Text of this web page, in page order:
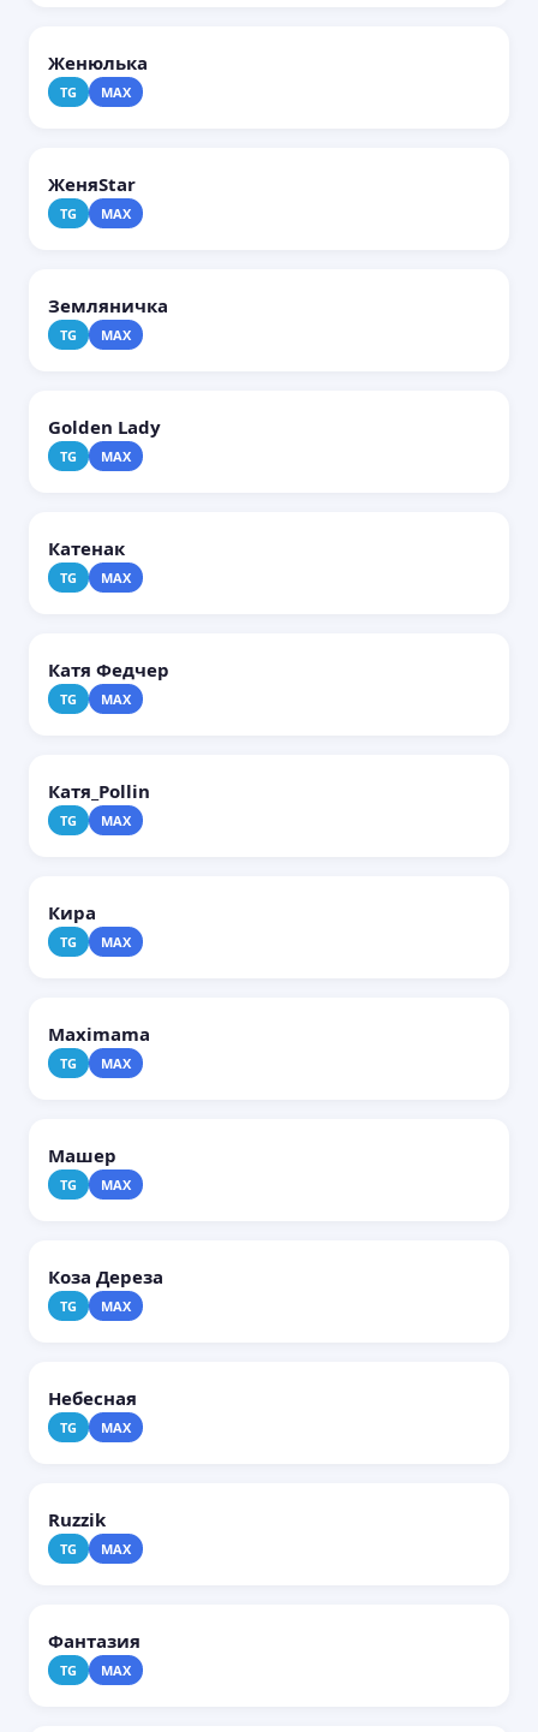
Женюлька
TG MAX
ЖеняStar
TG MAX
Земляничка
TG MAX
Golden Lady
TG MAX
Катенак
TG MAX
Катя Федчер
TG MAX
Катя_Pollin
TG MAX
Кира
TG MAX
Maximama
TG MAX
Машер
TG MAX
Коза Дереза
TG MAX
Небесная
TG MAX
Ruzzik
TG MAX
Фантазия
TG MAX